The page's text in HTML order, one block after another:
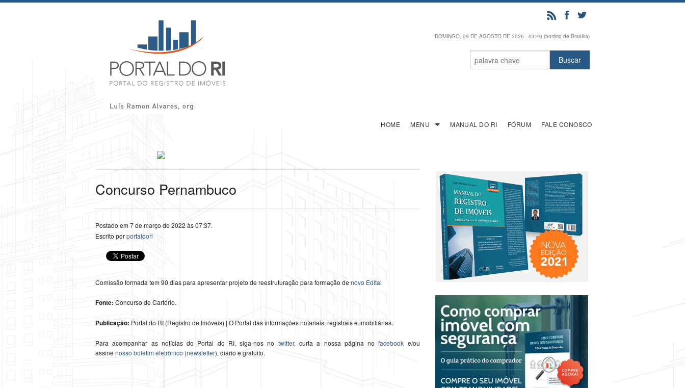
DOMINGO, 09 DE AGOSTO DE 2026 - 03:46 (horário de Brasília)
HOME MENU MANUAL DO RI FÓRUM FALE CONOSCO
Concurso Pernambuco
Postado em 7 de março de 2022 às 07:37.
Escrito porportaldori
Comissão formada tem 90 dias para apresentar projeto de reestruturação para formação de novo Edital
Fonte: Concurso de Cartório.
Publicação: Portal do RI (Registro de Imóveis) | O Portal das informações notariais, registrais e imobiliárias.
Para acompanhar as notícias do Portal do RI, siga-nos no twitter, curta a nossa página nofacebook e/ou
assine nosso boletim eletrônico (newsletter), diário e gratuito.